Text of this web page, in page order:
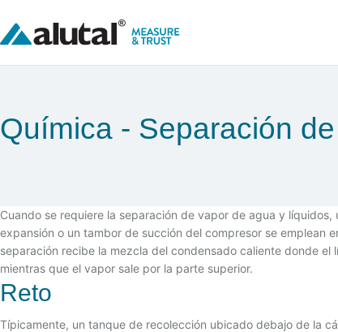
Química Separación
Cuando se requiere la separación de vapor de agua y
expansión o un tambor de succión del compresor se emplean
separación recibe la mezcla del condensado caliente donde
mientras que el vapor sale por la parte superior.
Reto
Típicamente, un tanque de recolección ubicado debajo de la